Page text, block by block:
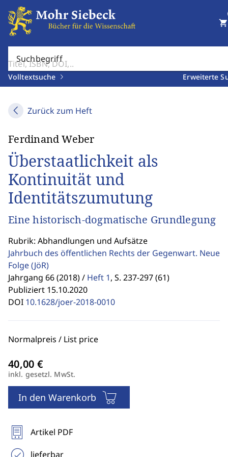
Suchbegriff
Volltextsuche Erweiterte
shopping_cart
Zurück zum Heft
Ferdinand Weber
Überstaatlichkeit als
Kontinuität und
Identitätszumutung
Eine historisch-dogmatische Grundlegung
Rubrik: Abhandlungen und Aufsätze
Jahrbuch des öffentlichen Rechts der Gegenwart. Neue
Folge(JöR)
Jahrgang 66 (2018) / Heft 1, S. 237-297 (61)
Publiziert 15.10.2020
DOI 10.1628/joer-2018-0010
Normalpreis / List price
inkl. gesetzl. MwSt.
In den Warenkorb
Artikel PDF
lieferbar